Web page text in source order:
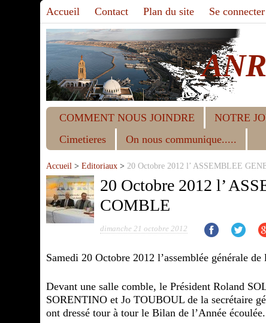
Accueil Contact Plan du site Se connecter
COMMENT NOUS JOINDRE NOTRE
Cimetieres
On nous communique.....
Accueil >Editoriaux > 20 Octobre 2012 l’ ASSEMBLEE
20 Octobre 2012 l’
COMBLE
dimanche 21 octobre 2012
Samedi 20 Octobre 2012 l’assemblée générale
Devant une salle comble, le Président Roland
SORENTINO et Jo TOUBOUL de la secrétaire
ont dressé tour à tour le Bilan de l’Année écoulée.